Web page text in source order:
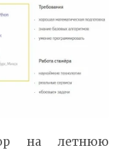
на летнюю